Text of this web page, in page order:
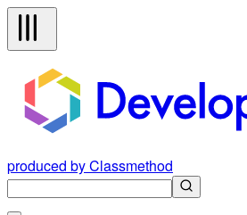
produced by Classmethod